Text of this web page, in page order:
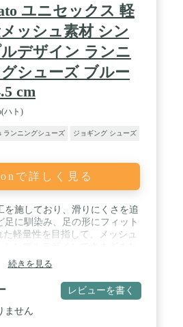
ユニセックス 軽
ッシュ素材 シン
デザイン ランニ
シューズ ブルー
cm
ハト)
ランニングシューズ ジョギング シューズ
で詳しく見る
を施しており、滑りにくさを追
足に馴染み、足の形にフィット
た軽量性を目指して、メッシュ
せやすい / ウール素材でスポー
の軽さを実現.通気性も良く、着
せん / 対象：メンズ / レディー
ットン / ラバー / スポーツシー
や通学、普段履きとしても カジ
続きを見る
レビューを書く
ません